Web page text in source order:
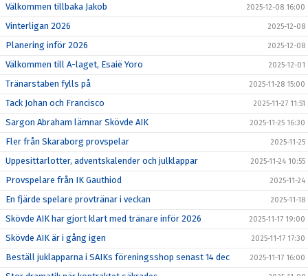
Välkommen tillbaka Jakob 2025-12-08 16:00
Vinterligan 2026 2025-12-08
Planering inför 2026 2025-12-08
Välkommen till A-laget, Esaië Yoro 2025-12-01
Tränarstaben fylls på 2025-11-28 15:00
Tack Johan och Francisco 2025-11-27 11:51
Sargon Abraham lämnar Skövde AIK 2025-11-25 16:30
Fler från Skaraborg provspelar 2025-11-25
Uppesittarlotter, adventskalender och julklappar 2025-11-24 10:55
Provspelare från IK Gauthiod 2025-11-24
En fjärde spelare provtränar i veckan 2025-11-18
Skövde AIK har gjort klart med tränare inför 2026 2025-11-17 19:00
Skövde AIK är i gång igen 2025-11-17 17:30
Beställ juklapparna i SAIKs föreningsshop senast 14 dec 2025-11-17 16:00